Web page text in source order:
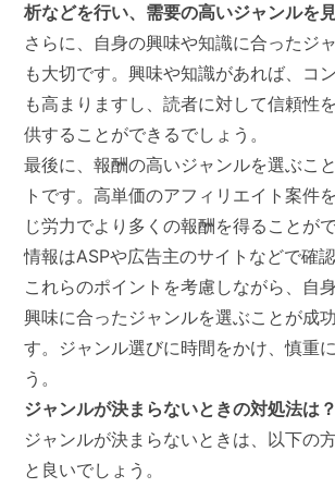
析などを行い、需要の高いジャンルを
さらに、自身の興味や知識に合ったジ
も大切です。興味や知識があれば、コ
も高まりますし、読者に対して信頼性
供することができるでしょう。
最後に、報酬の高いジャンルを選ぶこ
トです。高単価のアフィリエイト案件
じ労力でより多くの報酬を得ることが
情報はASPや広告主のサイトなどで確認
これらのポイントを考慮しながら、自
興味に合ったジャンルを選ぶことが成
す。ジャンル選びに時間をかけ、慎重
う。
ジャンルが決まらないときの対処法は？
ジャンルが決まらないときは、以下の
と良いでしょう。